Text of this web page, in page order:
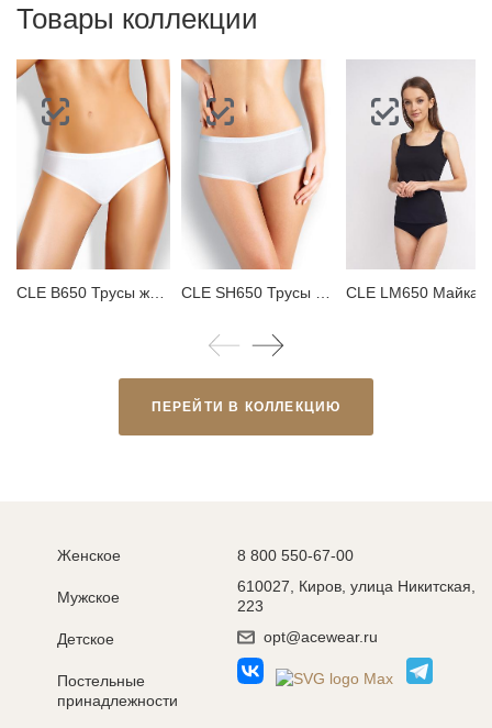
Товары коллекции
ПЕРЕЙТИ В КОЛЛЕКЦИЮ
Женское
Мужское
Детское
Постельные
принадлежности
8 800 550-67-00
610027, Киров, улица Никитская,
223
opt@acewear.ru